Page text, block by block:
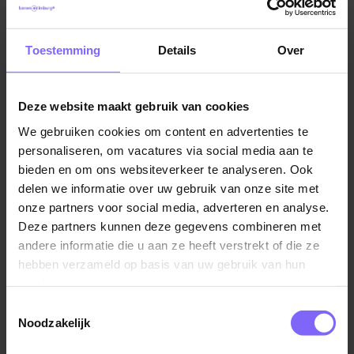
Toestemming Details Over
Deze website maakt gebruik van cookies
We gebruiken cookies om content en advertenties te
personaliseren, om vacatures via social media aan te
bieden en om ons websiteverkeer te analyseren. Ook
delen we informatie over uw gebruik van onze site met
onze partners voor social media, adverteren en analyse.
Deze partners kunnen deze gegevens combineren met
andere informatie die u aan ze heeft verstrekt of die ze
hebben verzameld op basis van uw gebruik van hun
Noodzakelijk
maar juist om de kleine momenten. Om vertrouwen
opbouwen. Om voorspelbaarheid bieden. Om zien
wat een cliënt nodig heeft, vaak nog vóórdat iemand
dit zelf kan aangeven.
Op de woning werk je in een rustige setting waar
structuur, duidelijkheid en consequent handelen
essentieel zijn. Geen dag is hetzelfde, maar de basis
blijft altijd gelijk: veiligheid, nabijheid en stabiliteit.
Wie zoeken wij?
Wij zoeken begeleiders die rust, duidelijkheid en
stabiliteit brengen binnen een complexe
zorgomgeving. Jij houdt overzicht, denkt vooruit en
werkt consequent, methodisch en weet wat cliënten
nodig hebben om zich veilig te voelen.
gehandicaptenzorg in Limburg
Vergelijkbare vacatures
Woonbegeleider B – Leefhuis Klumpke
Talent
Zuid Limburg
Hulp begeleider, EMB